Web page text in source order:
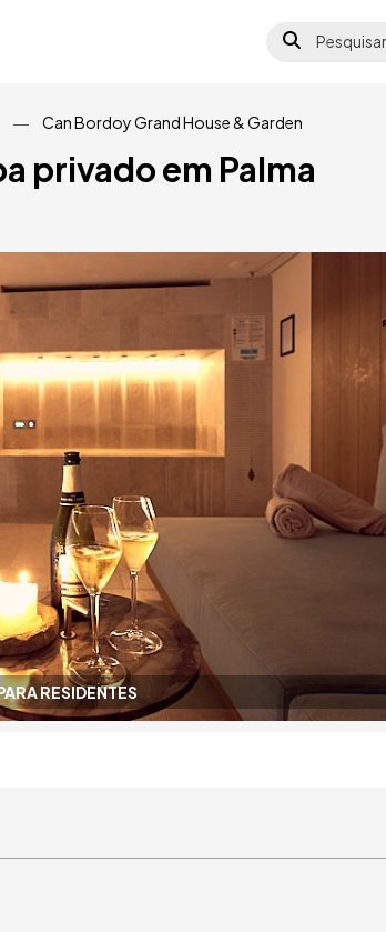
Pesquisar
Can Bordoy Grand House & Garden
privado em Palma
RESIDENTES